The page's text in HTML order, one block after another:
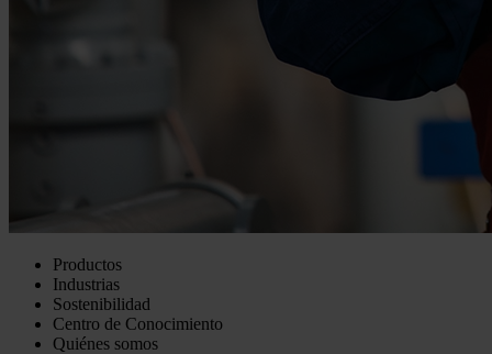
Productos
Industrias
Sostenibilidad
Centro de Conocimiento
Quiénes somos